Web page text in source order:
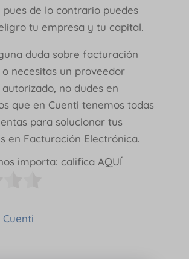
pues de lo contrario puedes
tu empresa y tu capital.
duda sobre facturación
necesitas un proveedor
no dudes en
que en Cuenti tenemos todas
para solucionar tus
en Facturación Electrónica.
importa: califica AQUÍ
Cuenti